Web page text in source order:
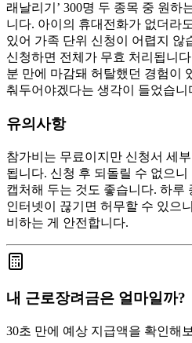
래날리기’ 300명 두 종목 중 원하
니다. 아이의 휴대전화가 없더라
있어 가족 단위 신청이 어렵지 않
신청하면 전체가 무효 처리됩니
분 만에 마감돼 허탈했던 경험이
춰두어야겠다는 생각이 들었습니
유의사항
참가비는 무료이지만 신청서 세
됩니다. 신청 후 되돌릴 수 없으
캡처해 두는 것도 좋습니다. 하루
인터넷이 끊기면 허무할 수 있으
비하는 게 안전합니다.
내 근로장려금은 얼마일까?
30초 만에 예상 지급액을 확인해